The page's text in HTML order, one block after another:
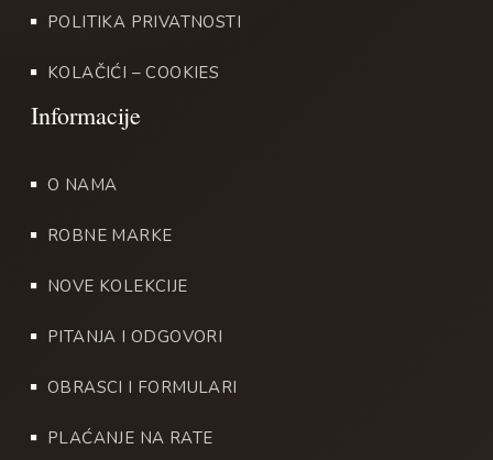
POLITIKA PRIVATNOSTI
KOLAČIĆI – COOKIES
O NAMA
ROBNE MARKE
NOVE KOLEKCIJE
PITANJA I ODGOVORI
OBRASCI I FORMULARI
PLAĆANJE NA RATE